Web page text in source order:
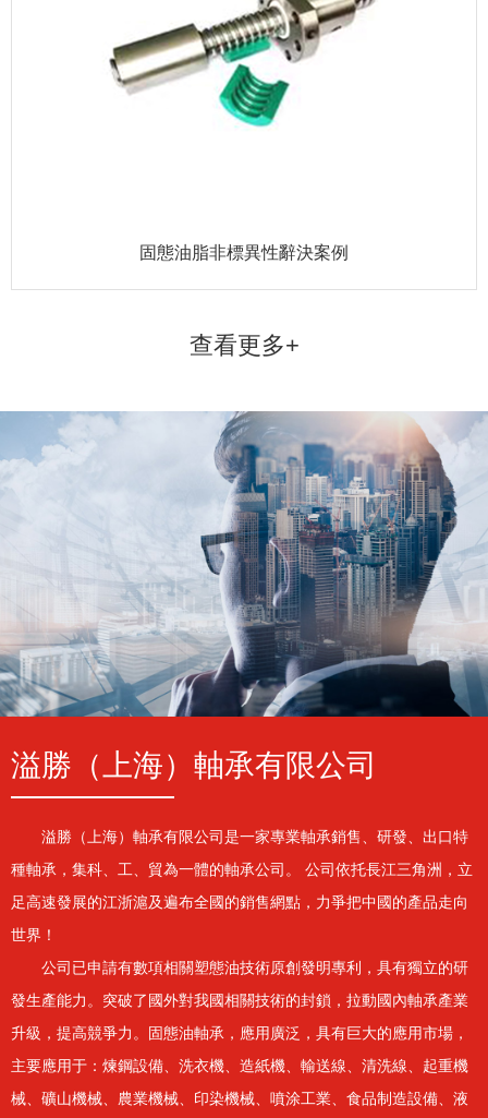
固態油脂非標異性辭決案例
查看更多+
溢勝（上海）軸承有限公司
溢勝（上海）軸承有限公司是一家專業軸承銷售、研發、出口特
種軸承，集科、工、貿為一體的軸承公司。 公司依托長江三角洲，立
足高速發展的江浙滬及遍布全國的銷售網點，力爭把中國的產品走向
世界！
公司已申請有數項相關塑態油技術原創發明專利，具有獨立的研
發生產能力。突破了國外對我國相關技術的封鎖，拉動國內軸承產業
升級，提高競爭力。固態油軸承，應用廣泛，具有巨大的應用市場，
主要應用于：煉鋼設備、洗衣機、造紙機、輸送線、清洗線、起重機
械、礦山機械、農業機械、印染機械、噴涂工業、食品制造設備、液